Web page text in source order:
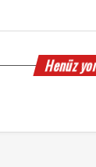
Henüz